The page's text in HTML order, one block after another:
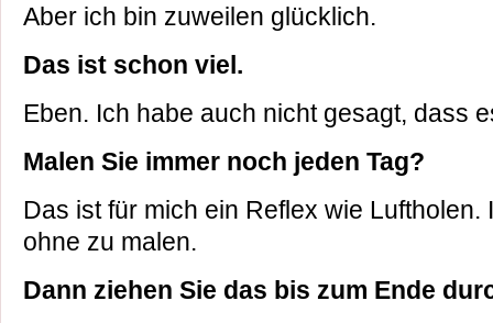
Aber ich bin zuweilen glücklich.
Das ist schon viel.
Eben. Ich habe auch nicht gesagt, dass
Malen Sie immer noch jeden Tag?
Das ist für mich ein Reflex wie Luftholen.
ohne zu malen.
Dann ziehen Sie das bis zum Ende